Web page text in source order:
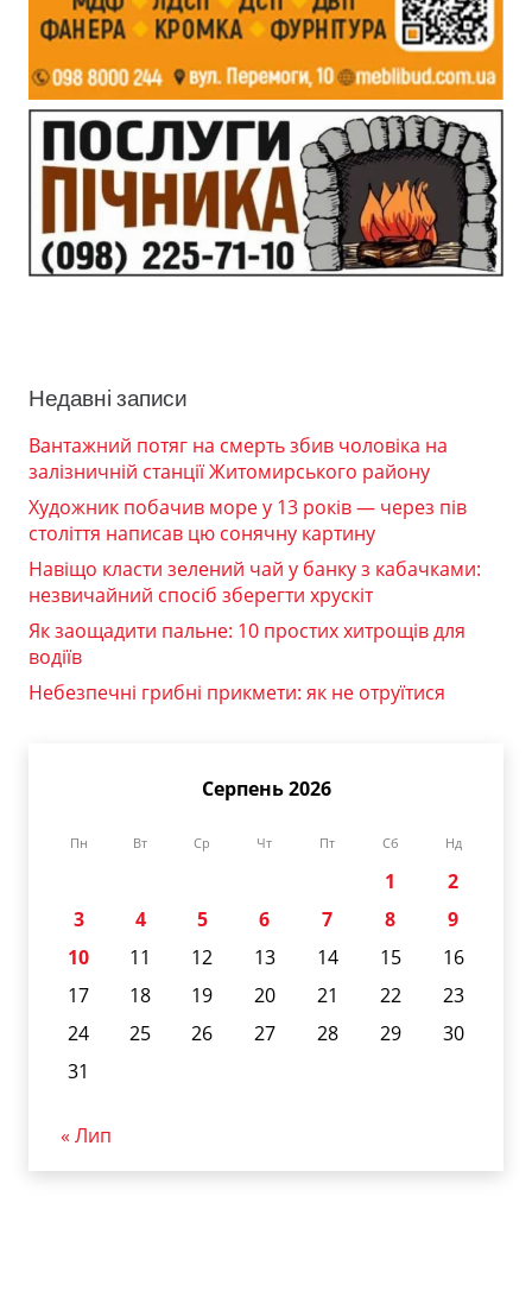
Недавні записи
Вантажний потяг на смерть збив чоловіка на
залізничній станції Житомирського району
Художник побачив море у 13 років — через пів
століття написав цю сонячну картину
Навіщо класти зелений чай у банку з кабачками:
незвичайний спосіб зберегти хрускіт
Як заощадити пальне: 10 простих хитрощів для
водіїв
Небезпечні грибні прикмети: як не отруїтися
Серпень 2026
Пн Вт Ср Чт Пт Сб Нд
1
2
3
4 5 6 7 8
9
10
11 12 13 14 15
16
17
18 19 20 21 22
23
24
25 26 27 28 29
30
31
« Лип